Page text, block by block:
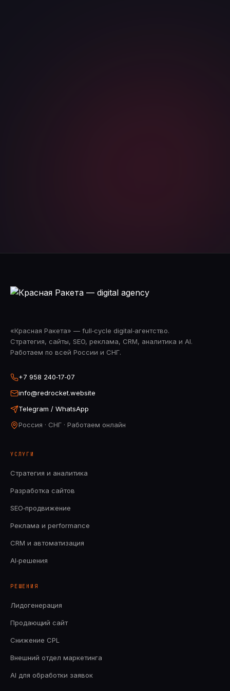
«Красная Ракета» — full‑cycle digital‑агентство.
Стратегия, сайты, SEO, реклама, CRM, аналитика и AI.
Работаем по всей России и СНГ.
+7 958 240‑17‑07
info@redrocket.website
Telegram / WhatsApp
Россия · СНГ · Работаем онлайн
УСЛУГИ
Стратегия и аналитика
Разработка сайтов
SEO‑продвижение
Реклама и performance
CRM и автоматизация
AI‑решения
РЕШЕНИЯ
Лидогенерация
Продающий сайт
Снижение CPL
Внешний отдел маркетинга
AI для обработки заявок